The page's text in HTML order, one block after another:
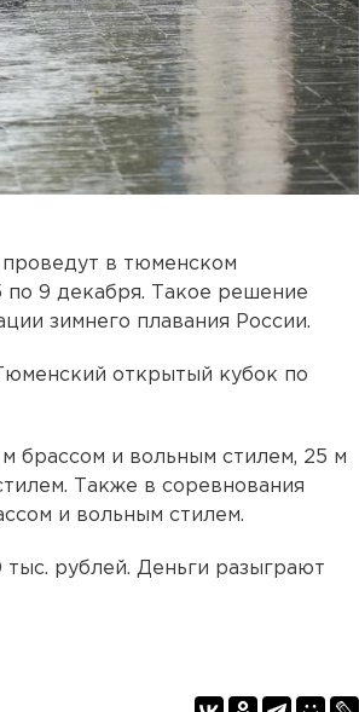
в тюменском
по 9 декабря. Такое решение
зимнего плавания России.
открытый кубок по
брассом и вольным стилем, 25 м
Также в соревнования
и вольным стилем.
тыс. рублей. Деньги разыграют